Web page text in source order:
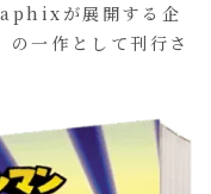
が展開する企
の一作として刊行さ